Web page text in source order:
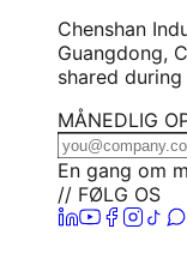
Chenshan
Guangdong,
shared
MÅNEDLIG
En gang om
// FØLG OS